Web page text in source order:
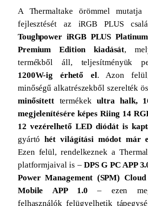
A Thermaltake örömmel
fejlesztését az iRGB PLUS
Toughpower iRGB PLUS
Premium Edition kiadását,
termékből áll, teljesítményük
1200W-ig érhető el. Azon
minőségű alkatrészekből szerelték
minősített termékek ultra halk,
megjelenítésére képes Riing 14
12 vezérelhető LED diódát is
gyártóhét világítási módot már
Ezen felül, rendelkeznek a
platformjaival is –DPS G PC APP
Power Management (SPM)
Mobile APP 1.0 – ezen
felhasználók felügyelhetik